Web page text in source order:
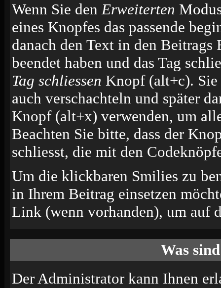
Wenn Sie denErweiterten
eines Knopfes das passende
danach den Text in den Beitrags
beendet haben und das Tag
Tag schliessen Knopf (alt+c).
auch verschachteln und später
Knopf (alt+x) verwenden, um
Beachten Sie bitte, dass der
schliesst, die mit den
Um die klickbaren Smilies zu
in Ihrem Beitrag einsetzen
Link (wenn vorhanden), um auf
Was
Der Administrator kann Ihnen